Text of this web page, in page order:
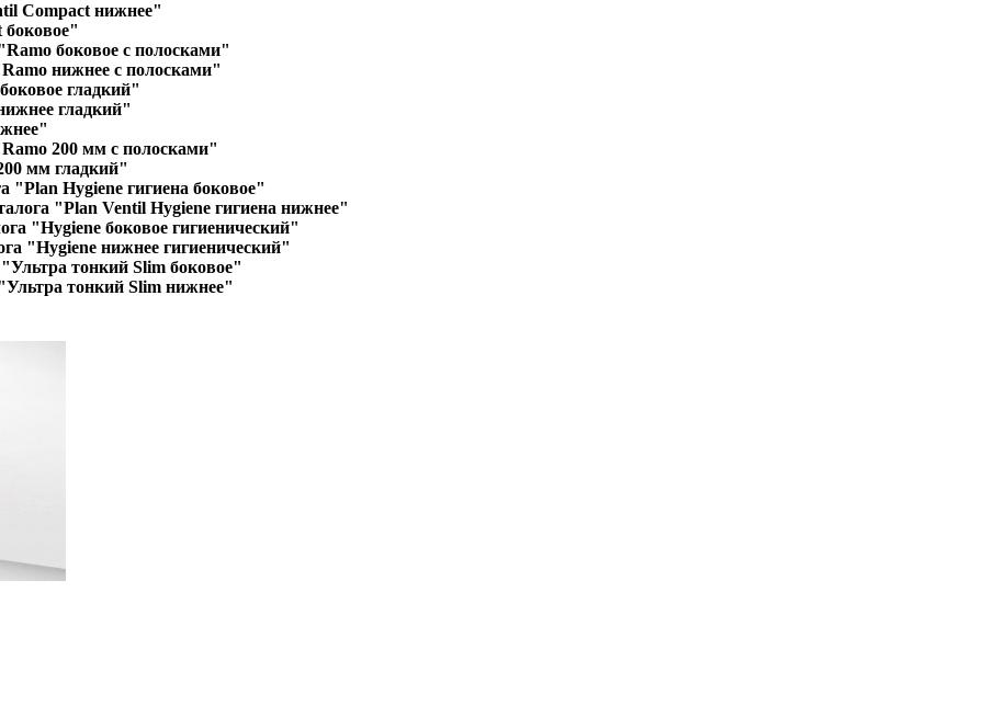
Compact нижнее"
боковое"
боковое с полосками"
нижнее с полосками"
гладкий"
гладкий"
200 мм с полосками"
мм гладкий"
"Plan Hygiene гигиена боковое"
"Plan Ventil Hygiene гигиена нижнее"
"Hygiene боковое гигиенический"
"Hygiene нижнее гигиенический"
тонкий Slim боковое"
тонкий Slim нижнее"